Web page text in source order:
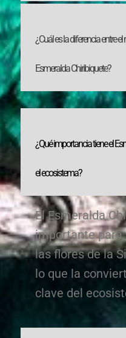
¿Cuál es la diferencia entre
Esmeralda Chiribiquete?
¿Qué importancia tiene el
el ecosistema?
El Esmeralda
importante para
las flores de la
lo que la
clave del